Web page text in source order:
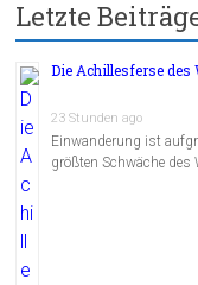
Letzte
Die Achillesferse des
23 Stunden ago
Einwanderung ist
größten Schwäche des